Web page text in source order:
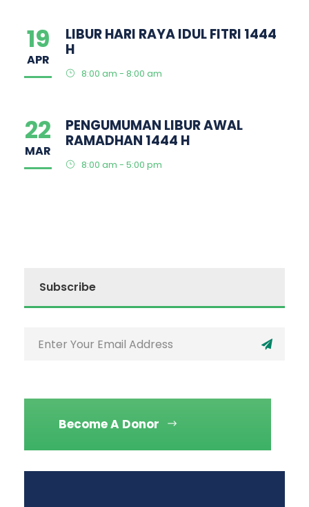
19
APR
LIBUR HARI RAYA IDUL FITRI 1444
H
8:00 am - 8:00 am
22
MAR
PENGUMUMAN LIBUR AWAL
RAMADHAN 1444 H
8:00 am - 5:00 pm
Subscribe
Become A Donor